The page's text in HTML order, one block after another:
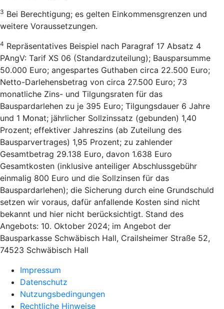
3 Bei Berechtigung; es gelten Einkommensgrenzen und
weitere Voraussetzungen.
4 Repräsentatives Beispiel nach Paragraf 17 Absatz 4
PAngV: Tarif XS 06 (Standardzuteilung); Bausparsumme
50.000 Euro; angespartes Guthaben circa 22.500 Euro;
Netto-Darlehensbetrag von circa 27.500 Euro; 73
monatliche Zins- und Tilgungsraten für das
Bauspardarlehen zu je 395 Euro; Tilgungsdauer 6 Jahre
und 1 Monat; jährlicher Sollzinssatz (gebunden) 1,40
Prozent; effektiver Jahreszins (ab Zuteilung des
Bausparvertrages) 1,95 Prozent; zu zahlender
Gesamtbetrag 29.138 Euro, davon 1.638 Euro
Gesamtkosten (inklusive anteiliger Abschlussgebühr
einmalig 800 Euro und die Sollzinsen für das
Bauspardarlehen); die Sicherung durch eine Grundschuld
setzen wir voraus, dafür anfallende Kosten sind nicht
bekannt und hier nicht berücksichtigt. Stand des
Angebots: 10. Oktober 2024; im Angebot der
Bausparkasse Schwäbisch Hall, Crailsheimer Straße 52,
74523 Schwäbisch Hall
Impressum
Datenschutz
Nutzungsbedingungen
Rechtliche Hinweise